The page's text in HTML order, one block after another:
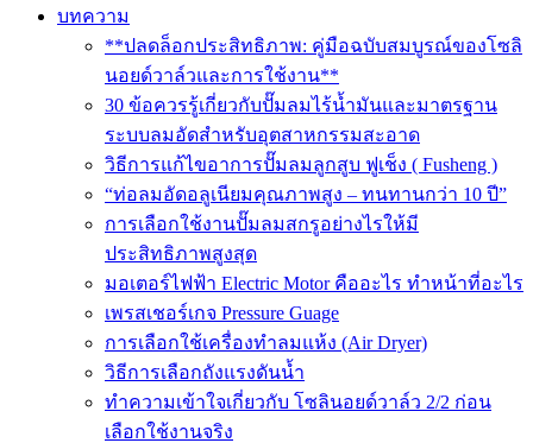
บทความ
**ปลดล็อกประสิทธิภาพ: คู่มือฉบับสมบูรณ์ของโซลิ
นอยด์วาล์วและการใช้งาน**
30 ข้อควรรู้เกี่ยวกับปั๊มลมไร้น้ำมันและมาตรฐาน
ระบบลมอัดสำหรับอุตสาหกรรมสะอาด
วิธีการแก้ไขอาการปั๊มลมลูกสูบ ฟูเช็ง ( Fusheng )
“ท่อลมอัดอลูเนียมคุณภาพสูง – ทนทานกว่า 10 ปี”
การเลือกใช้งานปั๊มลมสกรูอย่างไรให้มี
ประสิทธิภาพสูงสุด
มอเตอร์ไฟฟ้า Electric Motor คืออะไร ทำหน้าที่อะไร
เพรสเชอร์เกจ Pressure Guage
การเลือกใช้เครื่องทำลมแห้ง (Air Dryer)
วิธีการเลือกถังแรงดันน้ำ
ทำความเข้าใจเกี่ยวกับ โซลินอยด์วาล์ว 2/2 ก่อน
เลือกใช้งานจริง